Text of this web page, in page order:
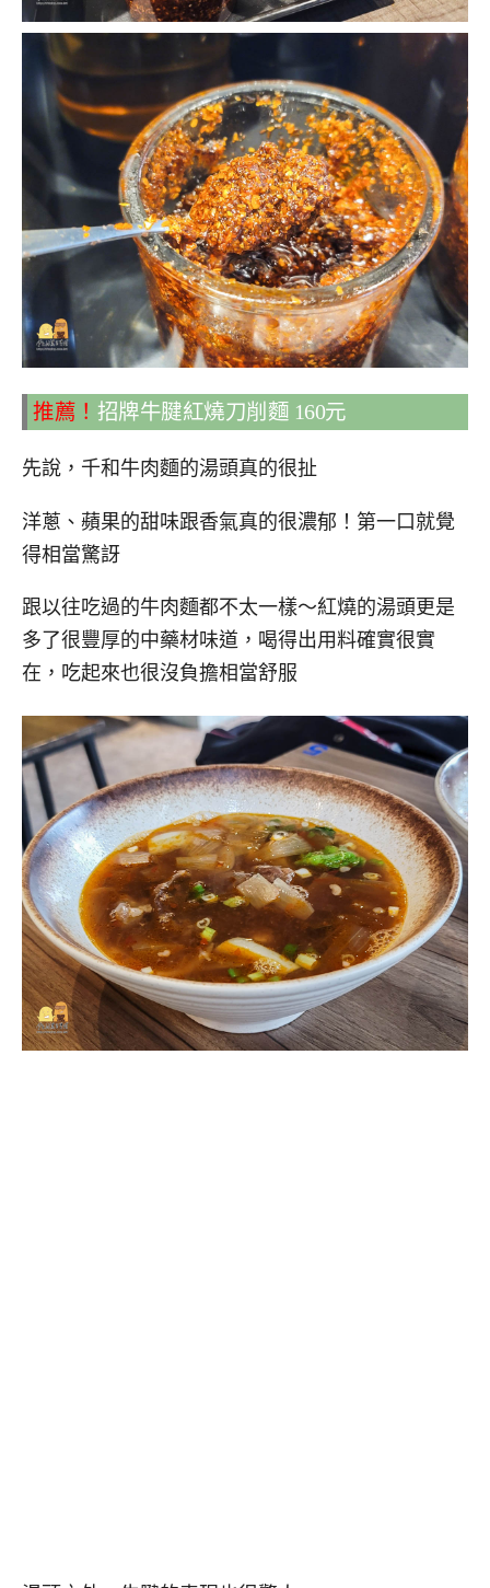
推薦！ 招牌牛腱紅燒刀削麵 160元
先說，千和牛肉麵的湯頭真的很扯
洋蔥、蘋果的甜味跟香氣真的很濃郁！第一口就覺
得相當驚訝
跟以往吃過的牛肉麵都不太一樣～紅燒的湯頭更是
多了很豐厚的中藥材味道，喝得出用料確實很實
在，吃起來也很沒負擔相當舒服